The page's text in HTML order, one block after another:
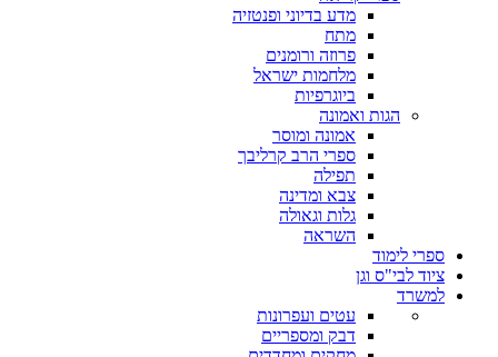
מדע בדיוני ופנטזיה
מתח
פרוזה ורומנים
מלחמות ישראל
ביוגרפיות
הגות ואמונה
אמונה ומוסר
ספרי הרב קרליבך
תפילה
צבא ומדינה
גלות וגאולה
השראה
ספרי לימוד
ציוד לבי"ס וגן
למשרד
עטים ועפרונות
דבק ומספריים